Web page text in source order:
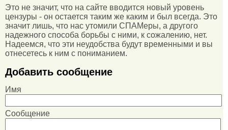
Это не значит, что на сайте вводится новый уровень
цензуры - он остается таким же каким и был всегда. Это
значит лишь, что нас утомили СПАМеры, а другого
надежного способа борьбы с ними, к сожалению, нет.
Надеемся, что эти неудобства будут временными и вы
отнесетесь к ним с пониманием.
Добавить сообщение
Имя
Сообщение